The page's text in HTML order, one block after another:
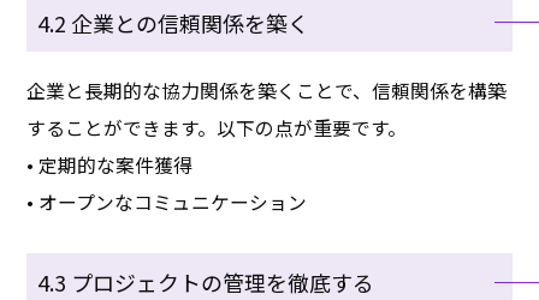
4.2 企業との信頼関係を築く
企業と長期的な協力関係を築くことで、信頼関係を構築
することができます。以下の点が重要です。
• 定期的な案件獲得
• オープンなコミュニケーション
4.3 プロジェクトの管理を徹底する